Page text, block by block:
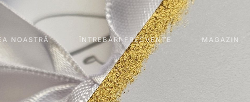
NOASTRĂ ÎNTREBĂRI FRECVENTE MAGAZIN